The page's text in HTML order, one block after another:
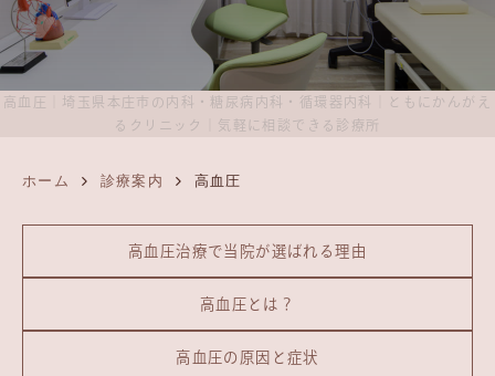
高血圧｜埼玉県本庄市の内科・糖尿病内科・循環器内科｜ともにかんがえ
るクリニック｜気軽に相談できる診療所
ホーム 診療案内 高血圧
高血圧治療で当院が選ばれる理由
高血圧とは？
高血圧の原因と症状